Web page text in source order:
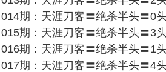
014期：天涯刀客〓绝杀半头〓0
015期：天涯刀客〓绝杀半头〓3
016期：天涯刀客〓绝杀半头〓1
017期：天涯刀客〓绝杀半头〓4